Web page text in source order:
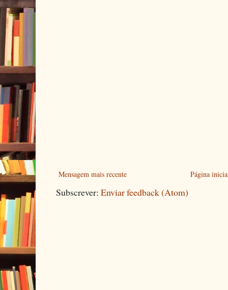
Mensagem mais recente Página
Subscrever: Enviar feedback (Atom)